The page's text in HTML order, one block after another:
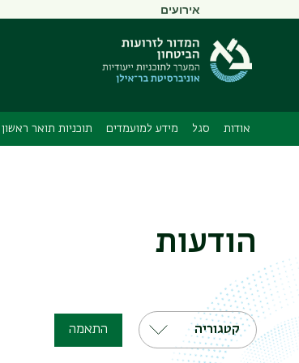
תפריט
משני
אירועים
אודות סגל מידע למועמדים תוכניות תואר ראשון
הודעות
קטגוריה התאמה